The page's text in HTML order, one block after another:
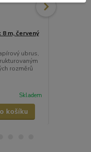
8 m, červený
ubrus,
rozměrů
Skladem
košíku